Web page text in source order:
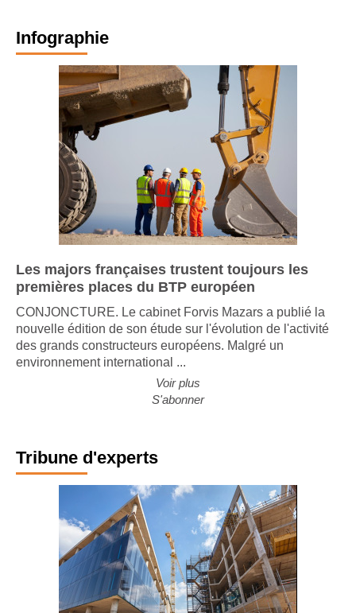
Infographie
Les majors françaises trustent toujours les
premières places du BTP européen
CONJONCTURE. Le cabinet Forvis Mazars a publié la
nouvelle édition de son étude sur l'évolution de l'activité
des grands constructeurs européens. Malgré un
environnement international ...
Voir plus
S'abonner
Tribune d'experts